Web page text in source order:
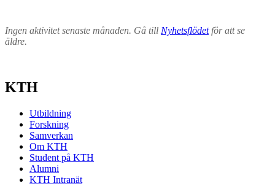
Ingen aktivitet senaste månaden. Gå till Nyhetsflödetför att se
äldre.
KTH
Utbildning
Forskning
Samverkan
Om KTH
Student på KTH
Alumni
KTH Intranät